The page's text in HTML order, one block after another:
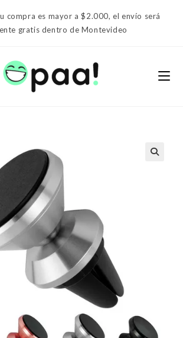
compra es mayor a $2.000, el envío será
gratis dentro de Montevideo